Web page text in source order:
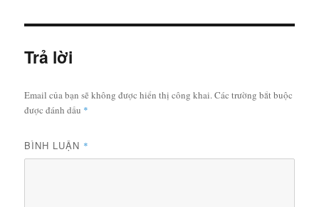
Trả lời
Email của bạn sẽ không được hiển thị công khai.Các trường bắt buộc
được đánh dấu *
BÌNH LUẬN *